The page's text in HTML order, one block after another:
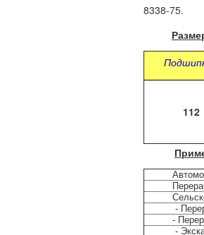
8338-75.
112
-
-
-